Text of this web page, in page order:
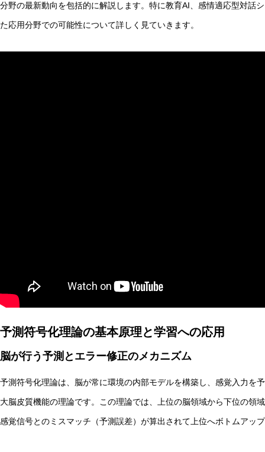
環世界(Umwelt)は量子力学でどう説明できるか？関係論
AI研究
分野の最新動向を包括的に解説します。特に教育AI、感情適応型対話
た応用分野での可能性について詳しく見ていきます。
予測符号化理論の基本原理と学習への応用
脳が行う予測とエラー修正のメカニズム
予測符号化理論は、脳が常に環境の内部モデルを構築し、感覚入力を
大脳皮質機能の理論です。この理論では、上位の脳領域から下位の領
感覚信号とのミスマッチ（予測誤差）が算出されて上位へボトムアッ